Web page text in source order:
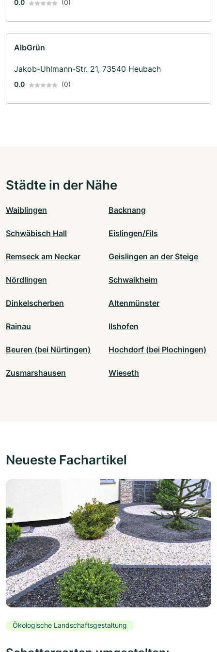
0.0 (0)
AlbGrün
Jakob-Uhlmann-Str. 21, 73540 Heubach
0.0 (0)
Städte in der Nähe
Waiblingen Backnang
Schwäbisch Hall Eislingen/Fils
Remseck am Neckar Geislingen an der Steige
Nördlingen Schwaikheim
Dinkelscherben Altenmünster
Rainau Ilshofen
Beuren (bei Nürtingen) Hochdorf (bei Plochingen)
Zusmarshausen Wieseth
Neueste Fachartikel
Ökologische Landschaftsgestaltung